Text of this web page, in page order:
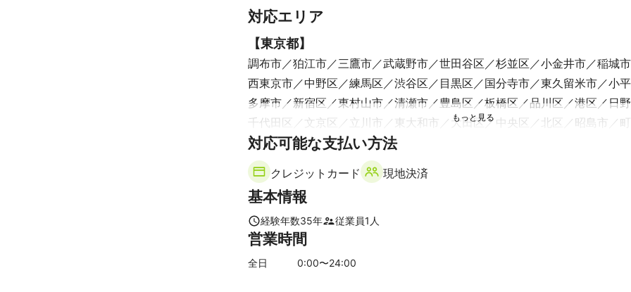
受けるようになってからも既に１０年近く
最初のころはまだその分野ではプロとは言えないなぁ…と思ってましたが、機材やアプ
進化してる昨今はかなり簡単に｢プロカメラマン｣になれる時代！
フリーカメラマンデビューする人がどんどん増えてきて、いつの間にか大ベテランプ
ようになっちゃいました
密な事前連絡と丁寧な仕事とアフターフォローで高い顧客満足度をいただいています
対応エリア
【東京都】
調布市 狛江市 三鷹市 武蔵野市 世田谷区 杉並区 小金井市 稲城市
西東京市
中野区 練馬区 渋谷区 目黒区 国分寺市 東久留米市 小
多摩市
新宿区 東村山市 清瀬市 豊島区 板橋区 品川区 港区
日
千代田区
文京区 立川市 東大和市 大田区 中央区 北区 昭島市
武蔵村山市
台東区 荒川区
羽村市
江戸川区
【千葉県】
浦安市 市川市
野田市
袖ケ浦市 木更津市
【山梨県】
上野原市
対応可能な支払い方法
クレジットカード 現地決済
基本情報
経験年数35年 従業員1 人
営業時間
全日 0:00〜24:00